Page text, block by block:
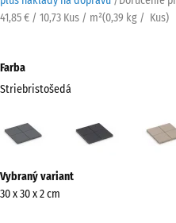
41,85 € / 10,73 Kus / m²(0,39 kg / Kus)
Farba
Striebristošedá
(active)
informácií
o
Vybraný variant
30 x 30 x 2 cm